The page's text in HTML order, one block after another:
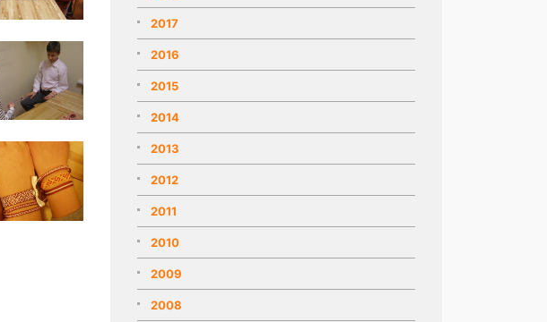
2017
2016
2015
2014
2013
2012
2011
2010
2009
2008